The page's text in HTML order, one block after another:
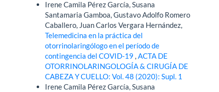
Irene Camila Pérez García, Susana
Santamaria Gamboa, Gustavo Adolfo Romero
Caballero, Juan Carlos Vergara Hernández,
Telemedicina en la práctica del
otorrinolaringólogo en el período de
contingencia del COVID-19,ACTA DE
OTORRINOLARINGOLOGÍA & CIRUGÍA DE
CABEZA Y CUELLO: Vol. 48 (2020): Supl. 1
Irene Camila Pérez García, Susana